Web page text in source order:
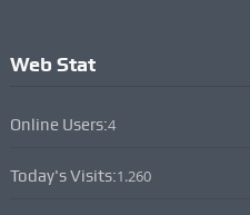
Web Stat
Online Users:4
Today's Visits:1.260